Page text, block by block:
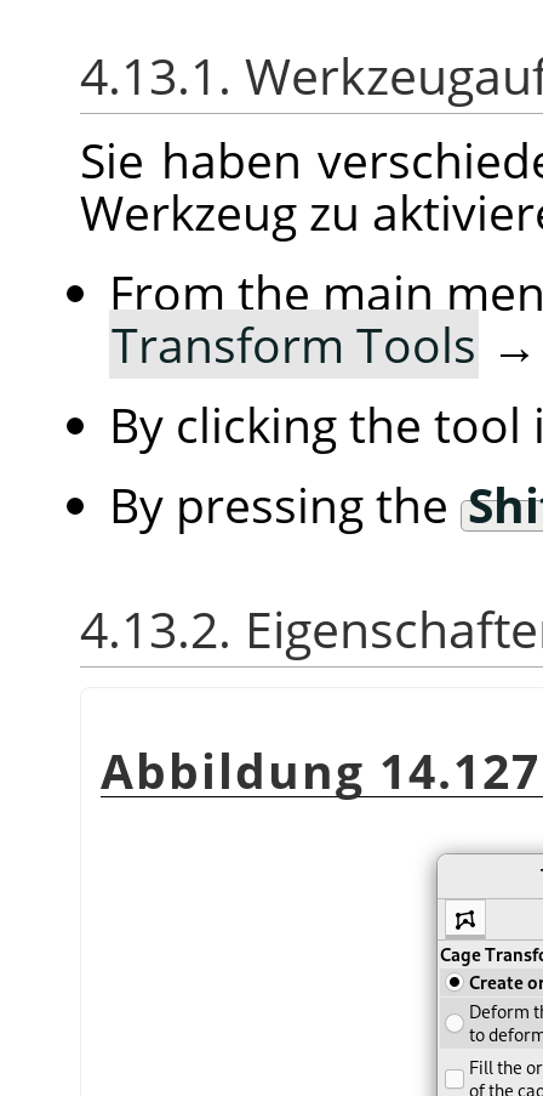
4.13.1.
Sie haben
Werkzeug zu
From the main
Transform Tools
By clicking the
By pressing the
4.13.2.
Abbildung